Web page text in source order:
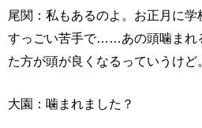
尾関：私もあるのよ。お正月に
すっごい苦手で……あの頭噛まれ
た方が頭が良くなるっていうけど。
大園：噛まれました？